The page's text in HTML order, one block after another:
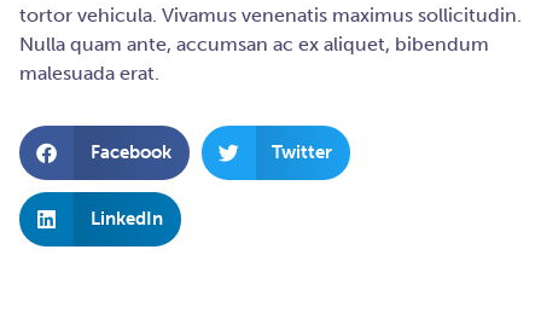
tortor vehicula. Vivamus venenatis maximus sollicitudin.
Nulla quam ante, accumsan ac ex aliquet, bibendum
malesuada erat.
Facebook Twitter
LinkedIn